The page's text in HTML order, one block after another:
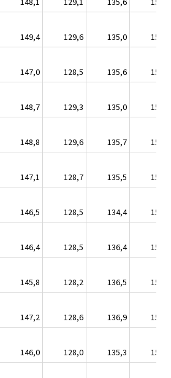
149,4 129,6 135,0
152,6
147,0 128,5 135,6
152,2
148,7 129,3 135,0
150,9
148,8 129,6 135,7
151,2
147,1 128,7 135,5
151,1
146,5 128,5 134,4
150,5
146,4 128,5 136,4
151,1
145,8 128,2 136,5
150,8
147,2 128,6 136,9
152,8
146,0 128,0 135,3
152,9